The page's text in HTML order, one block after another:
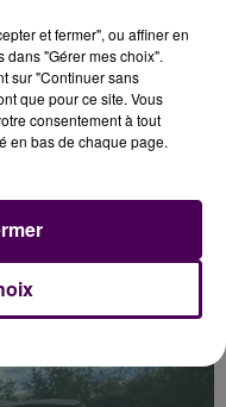
PAS CET ÉTÉ
et fermer", ou affiner en
"Gérer mes choix".
sur "Continuer sans
que pour ce site. Vous
consentement à tout
en bas de chaque page.